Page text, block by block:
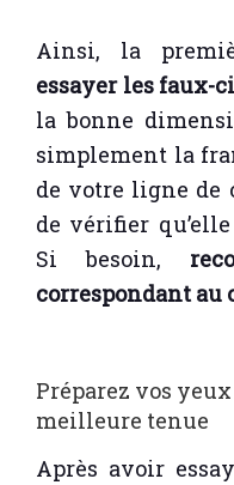
Ainsi, la
essayer les faux-
la bonne
simplement la
de votre ligne de
de vérifier
Si besoin,
correspondant au
Préparez vos
meilleure tenue
Après avoir